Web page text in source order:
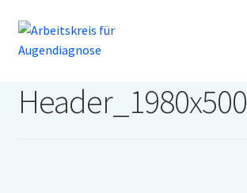
Zur
Navigation
Zum
Inhalt
Veranstaltungen
Header_1980x500